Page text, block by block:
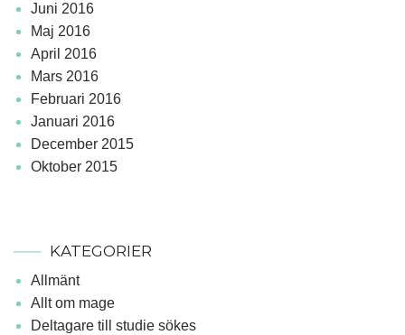
juni 2016
maj 2016
april 2016
mars 2016
februari 2016
januari 2016
december 2015
oktober 2015
KATEGORIER
Allmänt
Allt om mage
Deltagare till studie sökes